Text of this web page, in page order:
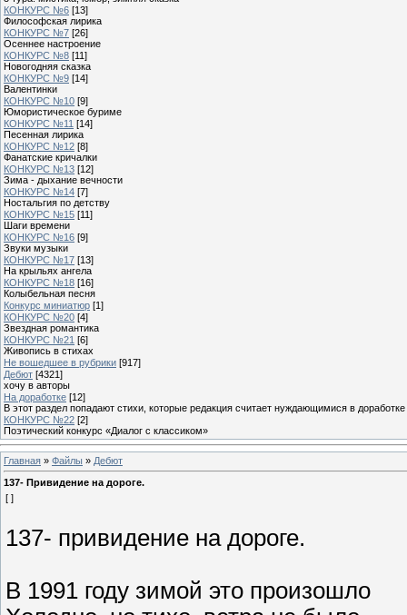
КОНКУРС №6 [13]
Философская лирика
КОНКУРС №7 [26]
Осеннее настроение
КОНКУРС №8 [11]
Новогодняя сказка
КОНКУРС №9 [14]
Валентинки
КОНКУРС №10 [9]
Юмористическое буриме
КОНКУРС №11 [14]
Песенная лирика
КОНКУРС №12 [8]
Фанатские кричалки
КОНКУРС №13 [12]
Зима - дыхание вечности
КОНКУРС №14 [7]
Ностальгия по детству
КОНКУРС №15 [11]
Шаги времени
КОНКУРС №16 [9]
Звуки музыки
КОНКУРС №17 [13]
На крыльях ангела
КОНКУРС №18 [16]
Колыбельная песня
Конкурс миниатюр [1]
КОНКУРС №20 [4]
Звездная романтика
КОНКУРС №21 [6]
Живопись в стихах
Не вошедшее в рубрики [917]
Дебют [4321]
хочу в авторы
На доработке [12]
В этот раздел попадают стихи, которые редакция считает нуждающимися в доработке
КОНКУРС №22 [2]
Поэтический конкурс «Диалог с классиком»
Главная » Файлы » Дебют
137- Привидение на дороге.
[ ]
137- привидение на дороге.
В 1991 году зимой это произошло